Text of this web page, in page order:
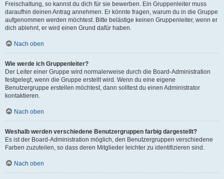
Freischaltung, so kannst du dich für sie bewerben. Ein Gruppenleiter muss
daraufhin deinen Antrag annehmen. Er könnte fragen, warum du in die Gruppe
aufgenommen werden möchtest. Bitte belästige keinen Gruppenleiter, wenn er
dich ablehnt, er wird einen Grund dafür haben.
Nach oben
Wie werde ich Gruppenleiter?
Der Leiter einer Gruppe wird normalerweise durch die Board-Administration
festgelegt, wenn die Gruppe erstellt wird. Wenn du eine eigene
Benutzergruppe erstellen möchtest, dann solltest du einen Administrator
kontaktieren.
Nach oben
Weshalb werden verschiedene Benutzergruppen farbig dargestellt?
Es ist der Board-Administration möglich, den Benutzergruppen verschiedene
Farben zuzuteilen, so dass deren Mitglieder leichter zu identifizieren sind.
Nach oben